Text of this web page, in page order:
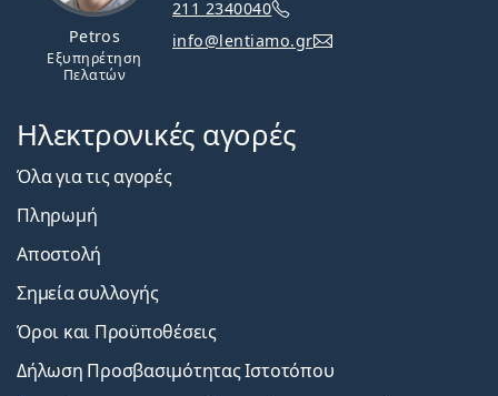
Petros
Εξυπηρέτηση
Πελατών
211 2340040
info@lentiamo.gr
Ηλεκτρονικές αγορές
Όλα για τις αγορές
Πληρωμή
Αποστολή
Σημεία συλλογής
Όροι και Προϋποθέσεις
Δήλωση Προσβασιμότητας Ιστοτόπου